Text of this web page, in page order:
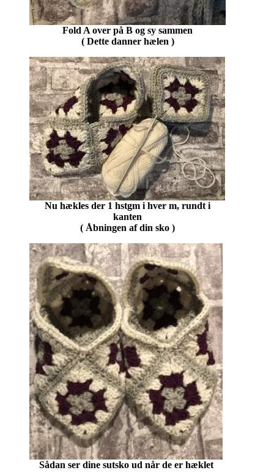
Fold A over på B og sy sammen
( Dette danner hælen )
Nu hækles der 1 hstgm i hver m, rundt i
kanten
( Åbningen af din sko )
Sådan ser dine sutsko ud når de er hæklet